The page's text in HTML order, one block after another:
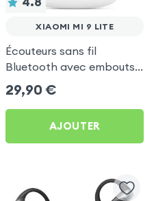
XIAOMI MI 9 LITE
Écouteurs sans fil
Bluetooth avec embouts
intra-auriculaires - Blanc
pour Xiaomi Mi 9 Lite
29,90 €
AJOUTER